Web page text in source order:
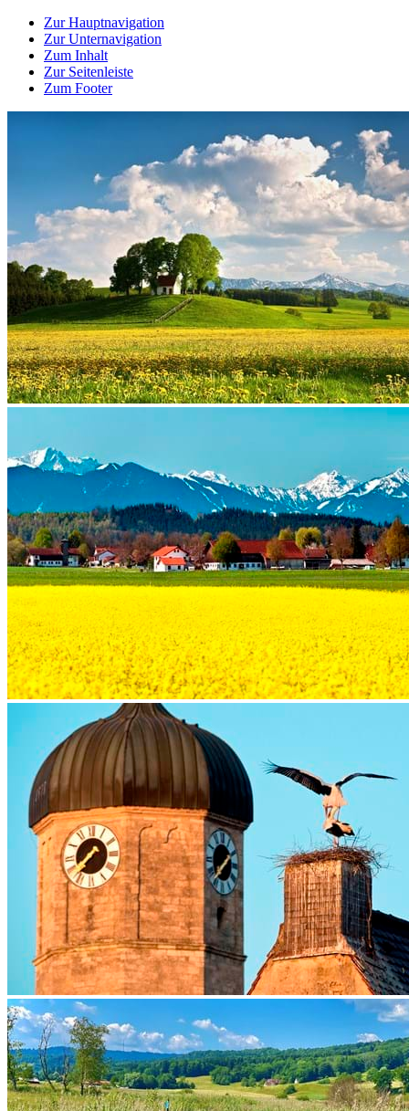
Zur Hauptnavigation
Zur Unternavigation
Zum Inhalt
Zur Seitenleiste
Zum Footer